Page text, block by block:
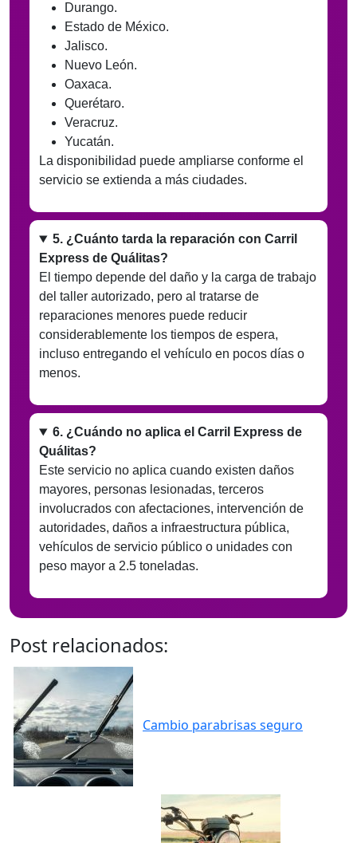
Durango.
Estado de México.
Jalisco.
Nuevo León.
Oaxaca.
Querétaro.
Veracruz.
Yucatán.
La disponibilidad puede ampliarse conforme el
servicio se extienda a más ciudades.
5. ¿Cuánto tarda la reparación con Carril
Express de Quálitas?
El tiempo depende del daño y la carga de trabajo
del taller autorizado, pero al tratarse de
reparaciones menores puede reducir
considerablemente los tiempos de espera,
incluso entregando el vehículo en pocos días o
menos.
6. ¿Cuándo no aplica el Carril Express de
Quálitas?
Este servicio no aplica cuando existen daños
mayores, personas lesionadas, terceros
involucrados con afectaciones, intervención de
autoridades, daños a infraestructura pública,
vehículos de servicio público o unidades con
peso mayor a 2.5 toneladas.
Post relacionados:
Cambio parabrisas seguro